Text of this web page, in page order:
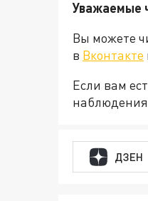
Уважаемые
Вы можете
в Вконтакте
Если вам
ДЗЕН